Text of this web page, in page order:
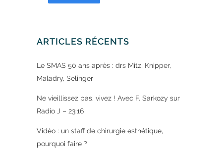
ARTICLES RÉCENTS
Le SMAS 50 ans après : drs Mitz, Knipper,
Maladry, Selinger
Ne vieillissez pas, vivez ! Avec F. Sarkozy sur
Radio J – 23:16
Vidéo : un staff de chirurgie esthétique,
pourquoi faire ?